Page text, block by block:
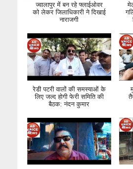
ज्वालापुर में बन रहे फ्लाईओवर
को लेकर जिलाधिकारी ने दिखाई
नाराजगी
रेडी पटरी वालों की समस्याओं के
लिए जल्द होगी फेरी समिति की
बैठक: नंदन कुमार